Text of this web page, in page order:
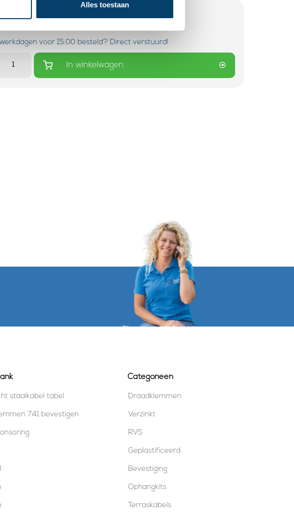
Alles toestaan
voor 15:00 besteld? Direct verstuurd!
In winkelwagen
staalkabel tabel
741 bevestigen
Categorieën
Draadklemmen
Verzinkt
RVS
Geplastificeerd
Bevestiging
Ophangkits
Terraskabels